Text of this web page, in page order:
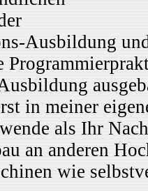
Ausbildung
in meiner
als Ihr
an anderen
wie